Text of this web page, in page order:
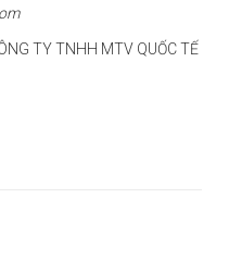
TY TNHH MTV QUỐC TẾ